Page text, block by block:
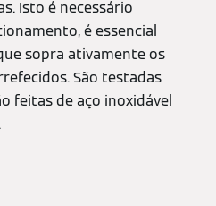
Isto é necessário
é essencial
sopra ativamente os
São testadas
feitas de aço inoxidável